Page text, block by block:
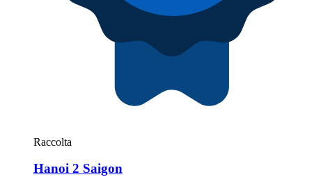
Raccolta
Hanoi 2 Saigon